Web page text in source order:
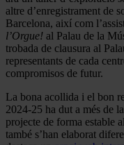
altre d’enregistrament de
Barcelona, així com
l’Orgue! al Palau de la
trobada de clausura al
representants de cada
compromisos de futur.
La bona acollida i el bon
2024-25 ha dut a més de
projecte de forma estable
també s’han elaborat